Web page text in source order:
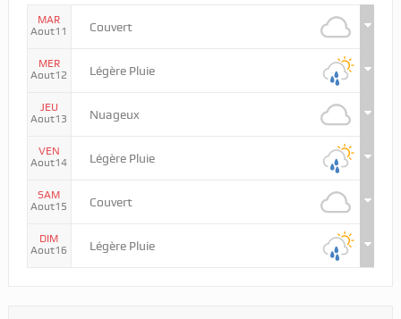
MAR
Aout11
Couvert
MER
Aout12
Légère Pluie
JEU
Aout13
Nuageux
VEN
Aout14
Légère Pluie
SAM
Aout15
Couvert
DIM
Aout16
Légère Pluie